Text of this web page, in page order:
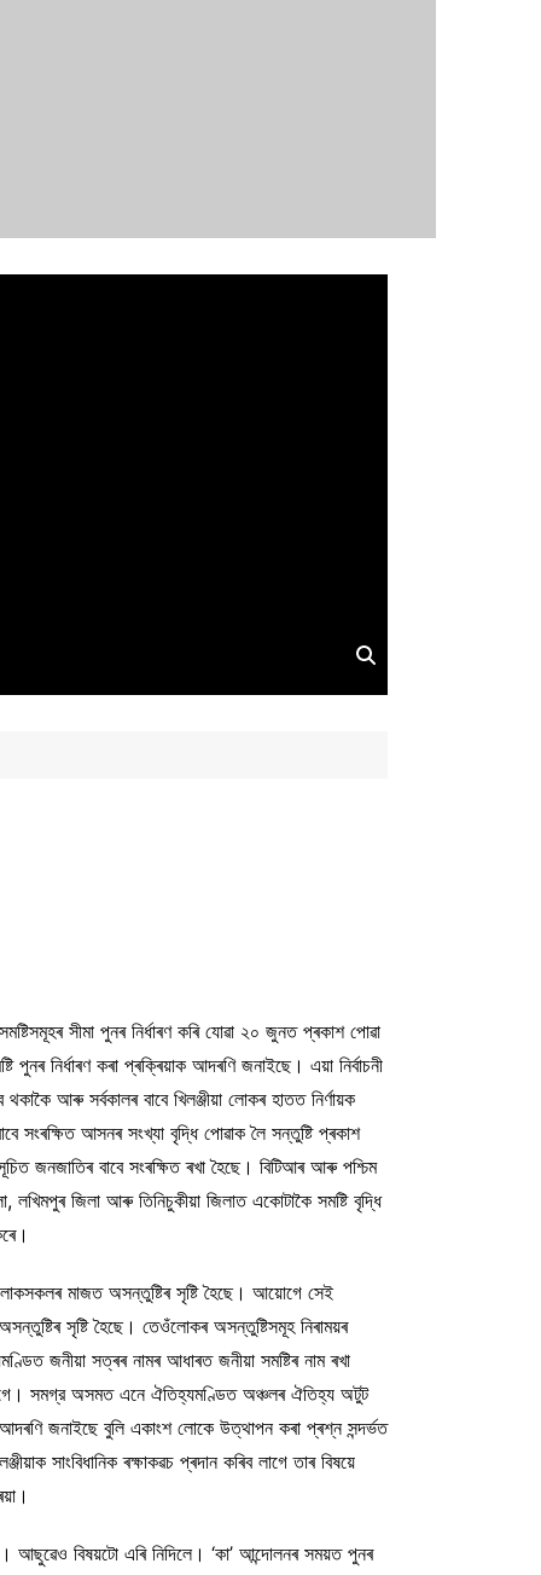
সীমা পুনৰ নিৰ্ধাৰণ কৰি যোৱা ২০ জুনত প্ৰকাশ পোৱা
নিৰ্ধাৰণ কৰা প্ৰক্ৰিয়াক আদৰণি জনাইছে। এয়া নির্বাচনী
আৰু সৰ্বকালৰ বাবে খিলঞ্জীয়া লোকৰ হাতত নির্ণায়ক
সংৰক্ষিত আসনৰ সংখ্যা বৃদ্ধি পোৱাক লৈ সন্তুষ্টি প্ৰকাশ
জনজাতিৰ বাবে সংৰক্ষিত ৰখা হৈছে। বিটিআৰ আৰু পশ্চিম
জিলা আৰু তিনিচুকীয়া জিলাত একোটাকৈ সমষ্টি বৃদ্ধি
লোকসকলৰ মাজত অসন্তুষ্টিৰ সৃষ্টি হৈছে। আয়োগে সেই
সৃষ্টি হৈছে। তেওঁলোকৰ অসন্তুষ্টিসমূহ নিৰাময়ৰ
জনীয়া সত্ৰৰ নামৰ আধাৰত জনীয়া সমষ্টিৰ নাম ৰখা
লাগে। সমগ্র অসমত এনে ঐতিহ্যমণ্ডিত অঞ্চলৰ ঐতিহ্য অটুট
জনাইছে বুলি একাংশ লোকে উত্থাপন কৰা প্ৰশ্ন সন্দৰ্ভত
সাংবিধানিক ৰক্ষাকৱচ প্ৰদান কৰিব লাগে তাৰ বিষয়ে
আছুৱেও বিষয়টো এৰি নিদিলে। ‘কা’ আন্দোলনৰ সময়ত পুনৰ